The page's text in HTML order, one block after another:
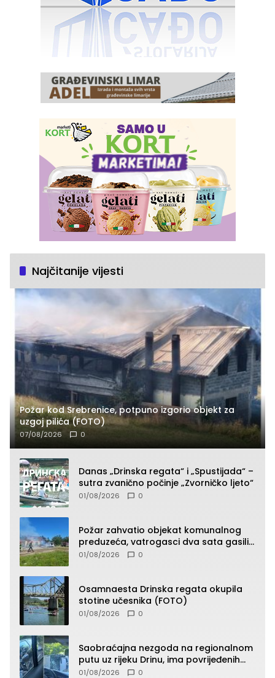
Najčitanije vijesti
Požar kod Srebrenice, potpuno izgorio objekt za
uzgoj pilića (FOTO)
07/08/2026 0
Danas „Drinska regata“ i „Spustijada“ –
sutra zvanično počinje „Zvorničko ljeto“
01/08/2026 0
Požar zahvatio objekat komunalnog
preduzeća, vatrogasci dva sata gasili
vatru (FOTO)
01/08/2026 0
Osamnaesta Drinska regata okupila
stotine učesnika (FOTO)
01/08/2026 0
Saobraćajna nezgoda na regionalnom
putu uz rijeku Drinu, ima povrijeđenih
lica (FOTO)
01/08/2026 0